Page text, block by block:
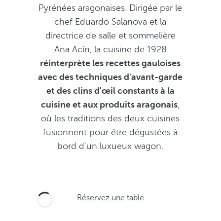
Pyrénées aragonaises. Dirigée par le
chef Eduardo Salanova et la
directrice de salle et sommelière
Ana Acín, la cuisine de 1928
réinterprète les recettes gauloises
avec des techniques d'avant-garde
et des clins d'œil constants à la
cuisine et aux produits aragonais,
où les traditions des deux cuisines
fusionnent pour être dégustées à
bord d'un luxueux wagon.
Réservez une table